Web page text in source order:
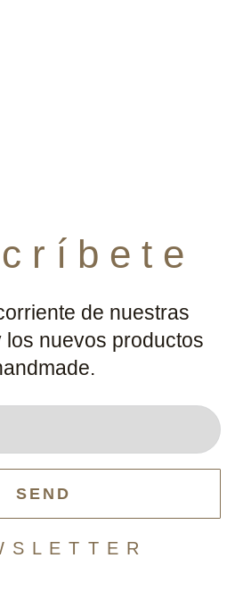
r í b e t e
de nuestras
los nuevos productos
SEND
S L E T T E R